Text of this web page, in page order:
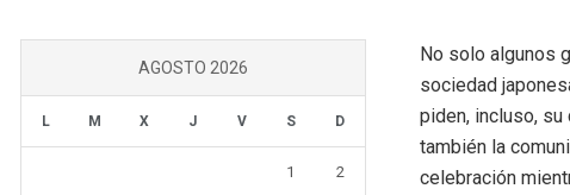
No solo algunos
sociedad
piden, incluso,
también la
celebración
AGOSTO 2026
L M X J V S D
1 2